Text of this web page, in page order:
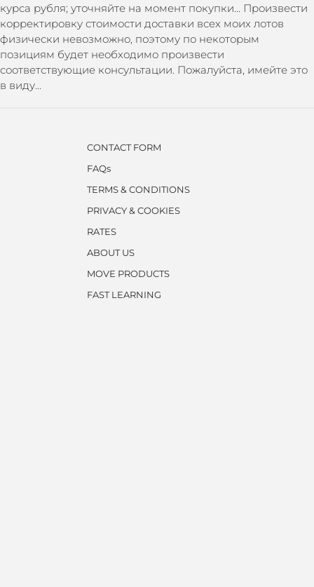
курса рубля; уточняйте на момент покупки... Произвести
корректировку стоимости доставки всех моих лотов
физически невозможно, поэтому по некоторым
позициям будет необходимо произвести
соответствующие консультации. Пожалуйста, имейте это
в виду...
CONTACT FORM
FAQs
TERMS & CONDITIONS
PRIVACY & COOKIES
RATES
ABOUT US
MOVE PRODUCTS
FAST LEARNING